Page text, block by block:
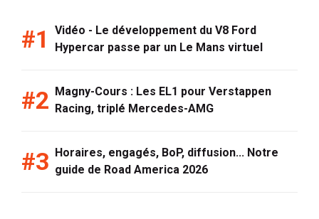
Vidéo - Le développement du V8 Ford
Hypercar passe par un Le Mans virtuel
Magny-Cours : Les EL1 pour Verstappen
Racing, triplé Mercedes-AMG
Horaires, engagés, BoP, diffusion... Notre
guide de Road America 2026